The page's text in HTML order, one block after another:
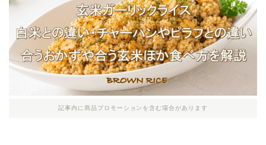
記事内に商品プロモーションを含む場合があります